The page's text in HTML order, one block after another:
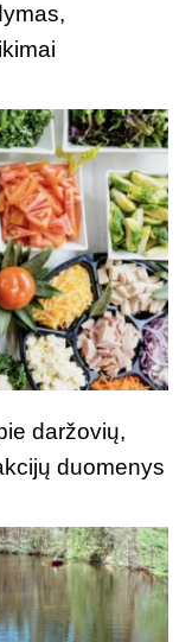
daržovių,
duomenys